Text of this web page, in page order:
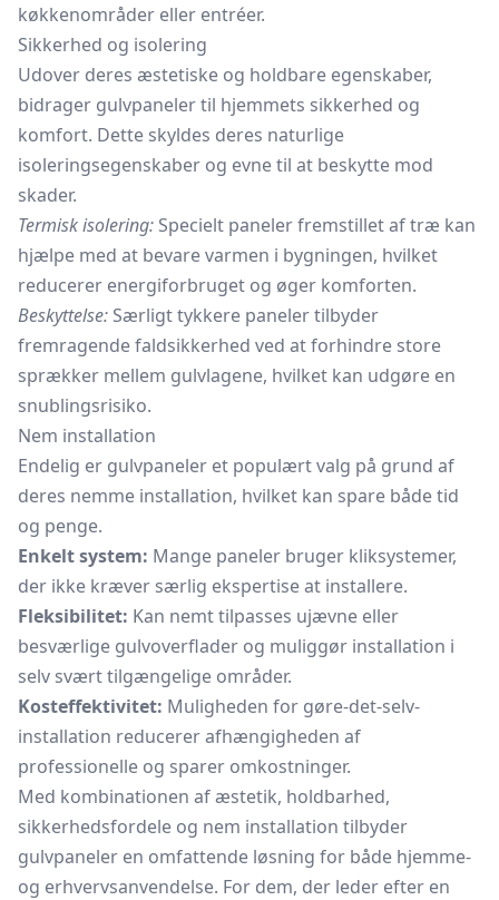
køkkenområder eller entréer.
Sikkerhed og isolering
Udover deres æstetiske og holdbare egenskaber,
bidrager gulvpaneler til hjemmets sikkerhed og
komfort. Dette skyldes deres naturlige
isoleringsegenskaber og evne til at beskytte mod
skader.
Termisk isolering: Specielt paneler fremstillet af træ kan
hjælpe med at bevare varmen i bygningen, hvilket
reducerer energiforbruget og øger komforten.
Beskyttelse: Særligt tykkere paneler tilbyder
fremragende faldsikkerhed ved at forhindre store
sprækker mellem gulvlagene, hvilket kan udgøre en
snublingsrisiko.
Nem installation
Endelig er gulvpaneler et populært valg på grund af
deres nemme installation, hvilket kan spare både tid
og penge.
Enkelt system: Mange paneler bruger kliksystemer,
der ikke kræver særlig ekspertise at installere.
Fleksibilitet: Kan nemt tilpasses ujævne eller
besværlige gulvoverflader og muliggør installation i
selv svært tilgængelige områder.
Kosteffektivitet: Muligheden for gøre-det-selv-
installation reducerer afhængigheden af
professionelle og sparer omkostninger.
Med kombinationen af æstetik, holdbarhed,
sikkerhedsfordele og nem installation tilbyder
gulvpaneler en omfattende løsning for både hjemme-
og erhvervsanvendelse. For dem, der leder efter en